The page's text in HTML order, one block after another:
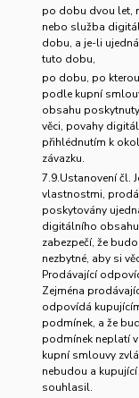
po dobu dvou let,
nebo služba
dobu, a je-li
tuto dobu,
po dobu, po
podle kupní
obsahu
věci, povahy
přihlédnutím k
závazku.
7.9.Ustanovení čl.
vlastnostmi,
poskytovány
digitálního
zabezpečí, že
nezbytné, aby si
Prodávající
Zejména
odpovídá
podmínek, a že
podmínek neplatí
kupní smlouvy
nebudou a
souhlasil.